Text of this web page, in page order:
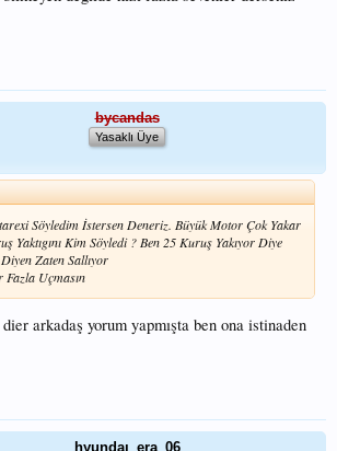
bycandas
Yasaklı Üye
Söyledim İstersen Deneriz. Büyük Motor Çok Yakar
Yaktıgını Kim Söyledi ? Ben 25 Kuruş Yakıyor Diye
Zaten Sallıyor
Uçmasın
dier arkadaş yorum yapmışta ben ona istinaden
hyundaı_era_06